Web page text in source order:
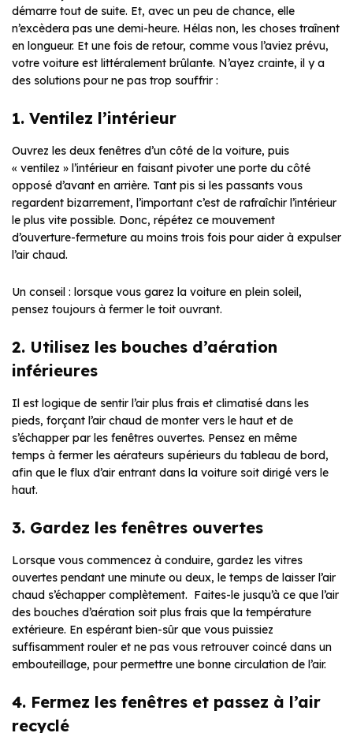
démarre tout de suite. Et, avec un peu de chance, elle
n’excèdera pas une demi-heure. Hélas non, les choses traînent
en longueur. Et une fois de retour, comme vous l’aviez prévu,
votre voiture est littéralement brûlante. N’ayez crainte, il y a
des solutions pour ne pas trop souffrir :
1. Ventilez l’intérieur
Ouvrez les deux fenêtres d’un côté de la voiture, puis
« ventilez » l’intérieur en faisant pivoter une porte du côté
opposé d’avant en arrière. Tant pis si les passants vous
regardent bizarrement, l’important c’est de rafraîchir l’intérieur
le plus vite possible. Donc, répétez ce mouvement
d’ouverture-fermeture au moins trois fois pour aider à expulser
l’air chaud.
Un conseil : lorsque vous garez la voiture en plein soleil,
pensez toujours à fermer le toit ouvrant.
2. Utilisez les bouches d’aération
inférieures
Il est logique de sentir l’air plus frais et climatisé dans les
pieds, forçant l’air chaud de monter vers le haut et de
s’échapper par les fenêtres ouvertes. Pensez en même
temps à fermer les aérateurs supérieurs du tableau de bord,
afin que le flux d’air entrant dans la voiture soit dirigé vers le
haut.
3. Gardez les fenêtres ouvertes
Lorsque vous commencez à conduire, gardez les vitres
ouvertes pendant une minute ou deux, le temps de laisser l’air
chaud s’échapper complètement. Faites-le jusqu’à ce que l’air
des bouches d’aération soit plus frais que la température
extérieure. En espérant bien-sûr que vous puissiez
suffisamment rouler et ne pas vous retrouver coincé dans un
embouteillage, pour permettre une bonne circulation de l’air.
4. Fermez les fenêtres et passez à l’air
recyclé